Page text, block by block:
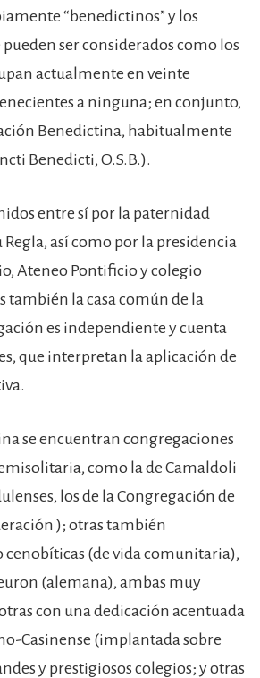
“benedictinos” y los
ser considerados como los
actualmente en veinte
a ninguna; en conjunto,
Benedictina, habitualmente
Benedicti, O.S.B.).
entre sí por la paternidad
así como por la presidencia
Ateneo Pontificio y colegio
también la casa común de la
es independiente y cuenta
que interpretan la aplicación de
se encuentran congregaciones
como la de Camaldoli
los de la Congregación de
); otras también
(de vida comunitaria),
(alemana), ambas muy
con una dedicación acentuada
Casinense (implantada sobre
y prestigiosos colegios; y otras